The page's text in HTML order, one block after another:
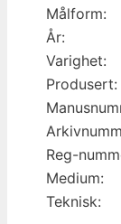
Målform:
År:
Varighet:
Produsert:
Reg-
Medium:
Teknisk: